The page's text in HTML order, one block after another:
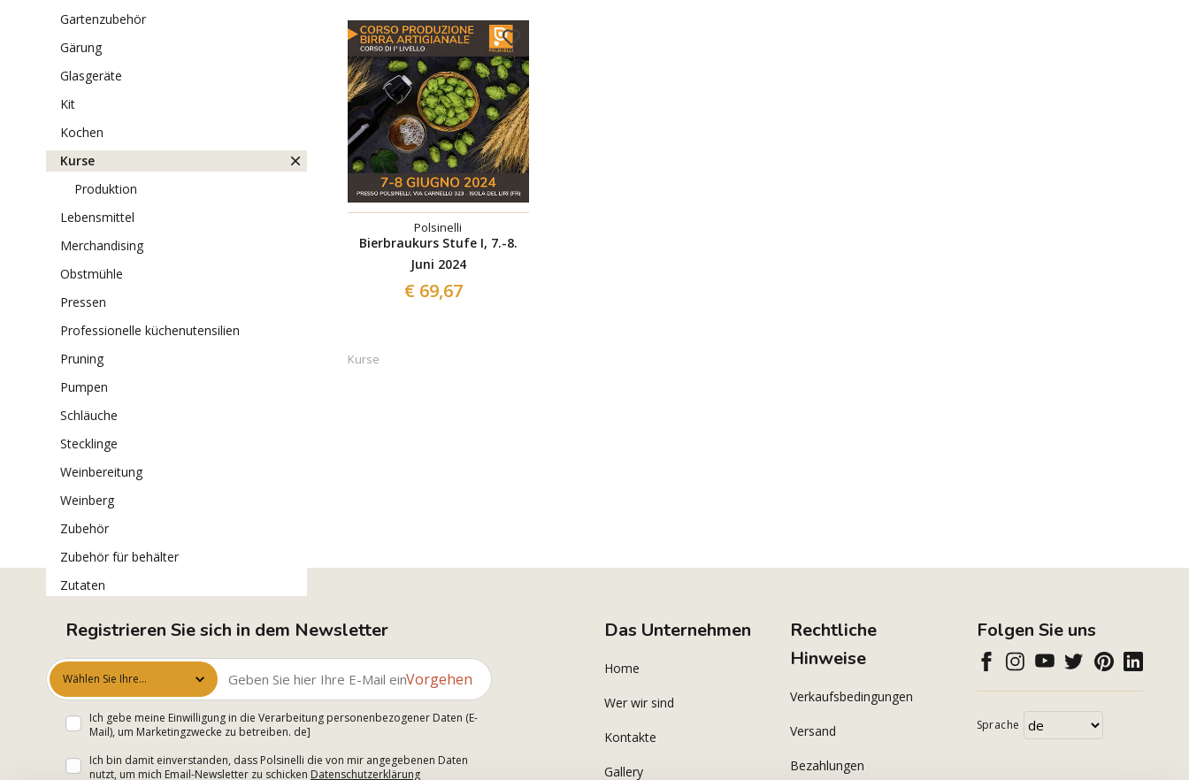
gartenzubehör
gärung
glasgeräte
kit
kochen
kurse
produktion
lebensmittel
merchandising
obstmühle
pressen
professionelle küchenutensilien
pruning
pumpen
schläuche
stecklinge
weinbereitung
weinberg
zubehör
zubehör für behälter
zutaten
Polsinelli
Bierbraukurs Stufe I, 7.-8.
Juni 2024
€ 69,67
Kurse
Registrieren Sie sich in dem Newsletter
Wählen Sie Ihre
Interessen aus
Vorgehen
Ich gebe meine Einwilligung in die Verarbeitung personenbezogener Daten (E-
Mail), um Marketingzwecke zu betreiben. de]
Ich bin damit einverstanden, dass Polsinelli die von mir angegebenen Daten
nutzt, um mich Email-Newsletter zu schicken Datenschutzerklärung
Das Unternehmen
Home
Wer wir sind
Kontakte
Gallery
Rechtliche
Hinweise
Verkaufsbedingungen
Versand
Bezahlungen
Folgen Sie uns
Sprache